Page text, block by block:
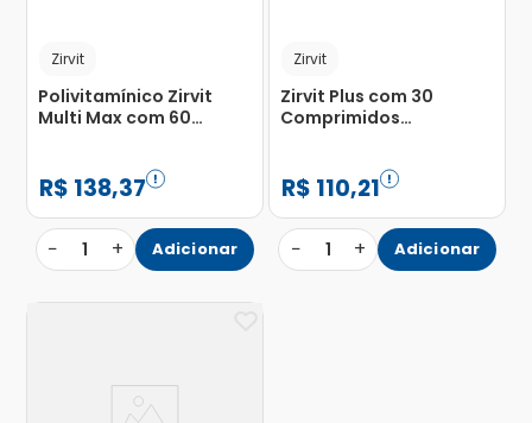
Zirvit
Polivitamínico Zirvit
Multi Max com 60
R$ 138,37
− 1 + Adicionar
Zirvit
Zirvit Plus com 30
Comprimidos
R$ 110,21
− 1 + Adicionar